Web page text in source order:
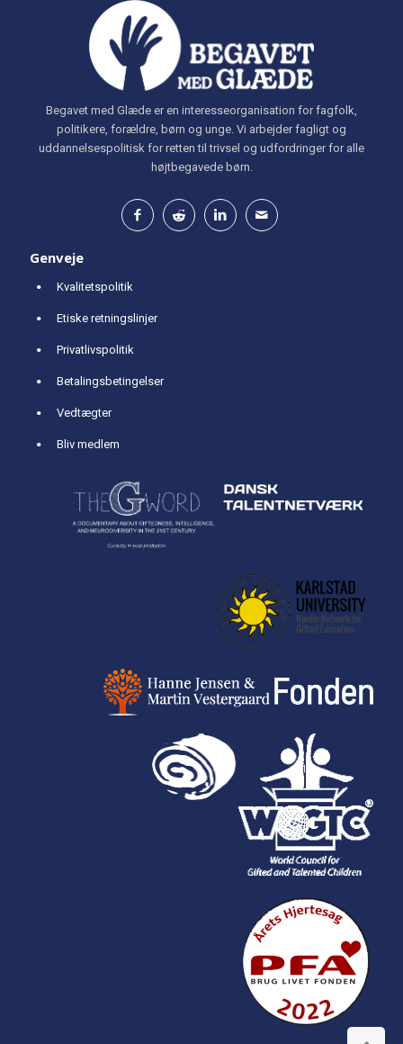
Begavet med Glæde er en interesseorganisation for fagfolk,
politikere, forældre, børn og unge. Vi arbejder fagligt og
uddannelsespolitisk for retten til trivsel og udfordringer for alle
højtbegavede børn.
Genveje
Kvalitetspolitik
Etiske retningslinjer
Privatlivspolitik
Betalingsbetingelser
Vedtægter
Bliv medlem